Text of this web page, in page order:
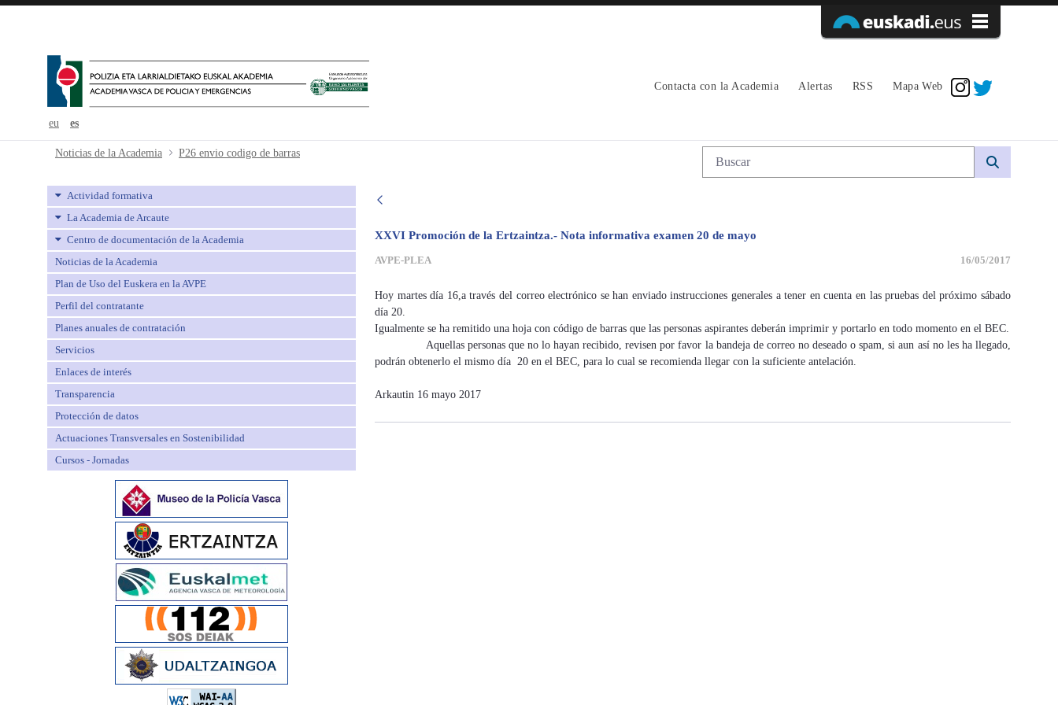
eu es
Contacta con la Academia Alertas RSS Mapa Web
P26 envio codigo de barras - avpe
Noticias de la Academia P26 envio codigo de barras Búsqueda web
Actividad formativa
La Academia de Arcaute
Centro de documentación de la Academia
Noticias de la Academia
Plan de Uso del Euskera en la AVPE
Perfil del contratante
Planes anuales de contratación
Servicios
Enlaces de interés
Transparencia
Protección de datos
Actuaciones Transversales en Sostenibilidad
Cursos - Jornadas
XXVI Promoción de la Ertzaintza.- Nota informativa examen 20 de mayo
AVPE-PLEA 16/05/2017
Hoy martes día 16,a través del correo electrónico se han enviado instrucciones generales a tener en cuenta en las pruebas del próximo sábado
día 20.
Igualmente se ha remitido una hoja con código de barras que las personas aspirantes deberán imprimir y portarlo en todo momento en el BEC.
Aquellas personas que no lo hayan recibido, revisen por favor la bandeja de correo no deseado o spam, si aun así no les ha llegado,
podrán obtenerlo el mismo día 20 en el BEC, para lo cual se recomienda llegar con la suficiente antelación.
Arkautin 16 mayo 2017